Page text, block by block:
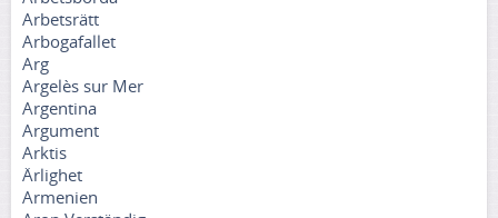
Arbetsrätt
Arbogafallet
Arg
Argelès sur Mer
Argentina
Argument
Arktis
Ärlighet
Armenien